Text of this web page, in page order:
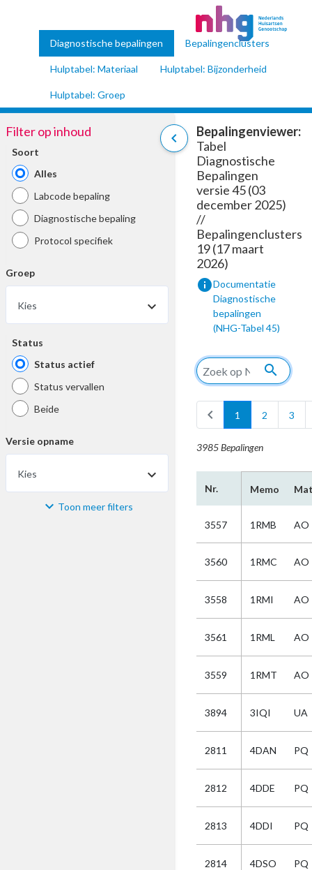
Diagnostische bepalingen Bepalingenclusters
Hulptabel: Materiaal Hulptabel: Bijzonderheid
Hulptabel: Groep
chevron_left
Filter op inhoud
Soort
Alles
Labcode bepaling
Diagnostische bepaling
Protocol specifiek
Groep
Kies
Status
Status actief
Status vervallen
Beide
Versie opname
Kies
Materiaal Toon meer filters
Bepalingenviewer:
Tabel
Diagnostische
Bepalingen
versie 45 (03
december 2025)
//
Bepalingenclusters
19 (17 maart
2026)
infoDocumentatie
Diagnostische
bepalingen
(NHG-Tabel 45)
search
chevron_left 1 2 3
3985 Bepalingen
Nr. Memo arrow_drop_down
3557 1RMB AO
3560 1RMC AO
3558 1RMI AO
3561 1RML AO
3559 1RMT AO
3894 3IQI UA
2811 4DAN PQ
2812 4DDE PQ
2813 4DDI PQ
2814 4DSO PQ